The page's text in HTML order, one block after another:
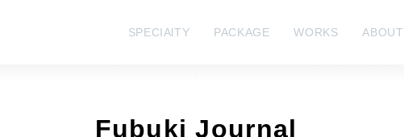
SPECIAlTY PACKAGE WORKS ABOUT
Fubuki Journal